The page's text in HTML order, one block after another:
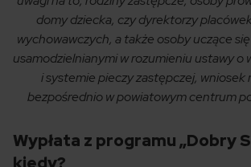
domy dziecka, czy dyrektorzy
wychowawczych, a także osoby uczące
usamodzielnianymi w rozumieniu ustawy o
i systemie pieczy zastępczej, wniosek
bezpośrednio w powiatowym centrum
Wypłata z programu „Dobry
kiedy?